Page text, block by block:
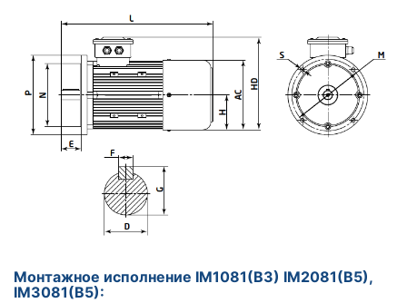
Монтажное исполнение IM1081(B3) IM2081(B5),
IM3081(B5):